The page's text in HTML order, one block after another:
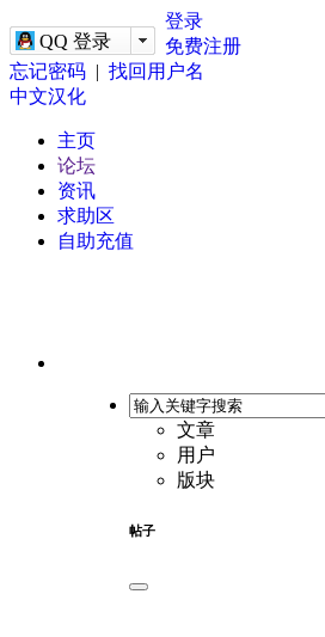
QQ 登录
登录
免费注册
忘记密码 | 找回用户名
中文汉化
主页
论坛
资讯
求助区
自助充值
文章
用户
版块
帖子